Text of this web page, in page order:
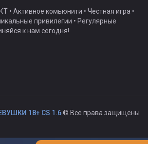
• Активное комьюнити • Честная игра •
привилегии • Регулярные
к нам сегодня!
18+ CS 1.6© Все права защищены